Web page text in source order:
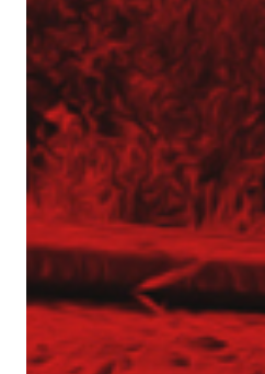
Strona główna
Aktualności
Dotacje
Główna-old
Kariera
Młodszy mechanik /
Młodszy specjalista
Praktyki (K/M) w
Mechanik /